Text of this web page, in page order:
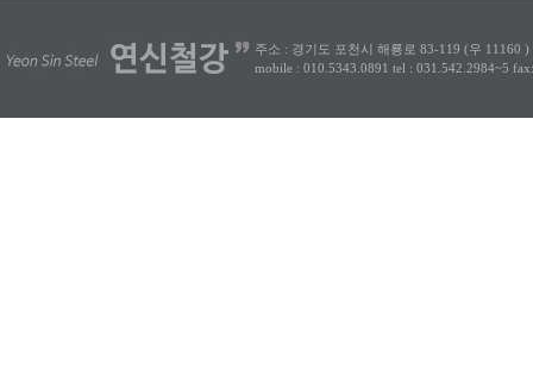
주소 : 경기도 포천시 해룡로 83-119 (우 11160 )
mobile : 010.5343.0891 tel : 031.542.2984~5